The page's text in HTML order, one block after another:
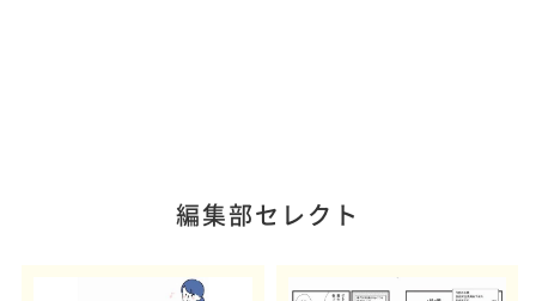
編集部セレクト